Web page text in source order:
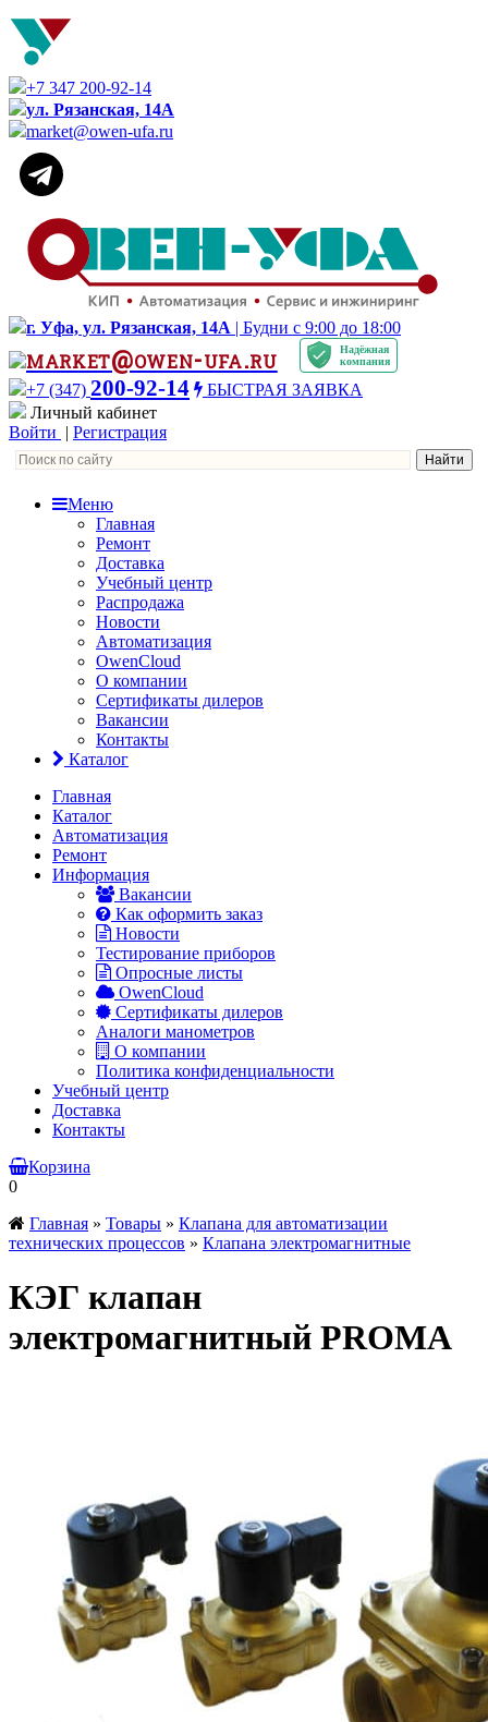
+7 347 200-92-14
ул. Рязанская, 14А
market@owen-ufa.ru
г. Уфа, ул. Рязанская, 14А | Будни с 9:00 до 18:00
market@owen-ufa.ru
Надёжная
компания
+7 (347) 200-92-14
БЫСТРАЯ ЗАЯВКА
Личный кабинет
Войти | Регистрация
Меню
Главная
Ремонт
Доставка
Учебный центр
Распродажа
Новости
Автоматизация
OwenCloud
О компании
Сертификаты дилеров
Вакансии
Контакты
Каталог
Главная
Каталог
Автоматизация
Ремонт
Информация
Вакансии
Как оформить заказ
Новости
Тестирование приборов
Опросные листы
OwenCloud
Сертификаты дилеров
Аналоги манометров
О компании
Политика конфиденциальности
Учебный центр
Доставка
Контакты
Корзина
0
Главная » Товары » Клапана для автоматизации
технических процессов » Клапана электромагнитные
КЭГ клапан
электромагнитный PROMA